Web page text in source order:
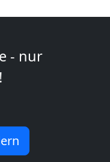
- nur